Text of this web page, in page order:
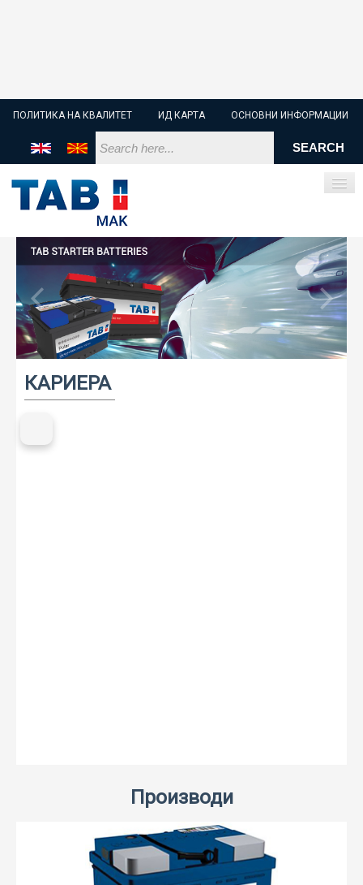
ПОЛИТИКА НА КВАЛИТЕТ ИД КАРТА ОСНОВНИ ИНФОРМАЦИИ
ПОЧЕТНА
СТАРТЕР БАТЕРИИ
ИНДУСТРИСКИ БАТЕРИИ
КАРИЕРА
Производи